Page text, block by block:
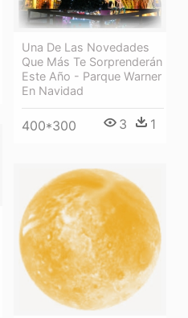
Una De Las Novedades
Que Más Te Sorprenderán
Este Año - Parque Warner
En Navidad
400*300 3 1